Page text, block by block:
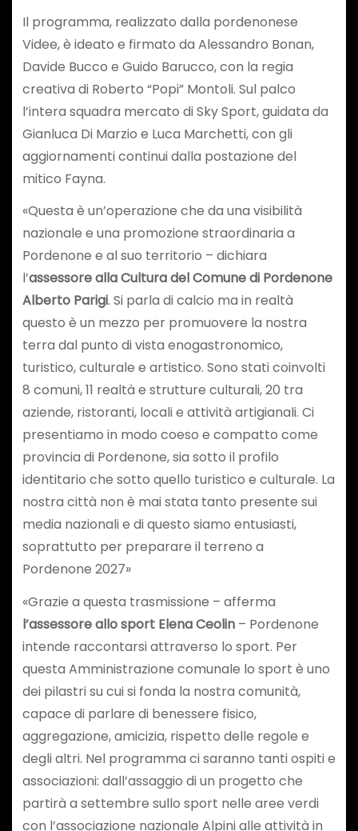
Il programma, realizzato dalla pordenonese
Videe, è ideato e firmato da Alessandro Bonan,
Davide Bucco e Guido Barucco, con la regia
creativa di Roberto “Popi” Montoli. Sul palco
l’intera squadra mercato di Sky Sport, guidata da
Gianluca Di Marzio e Luca Marchetti, con gli
aggiornamenti continui dalla postazione del
mitico Fayna.
«Questa è un’operazione che da una visibilità
nazionale e una promozione straordinaria a
Pordenone e al suo territorio – dichiara
l’assessore alla Cultura del Comune di Pordenone
Alberto Parigi. Si parla di calcio ma in realtà
questo è un mezzo per promuovere la nostra
terra dal punto di vista enogastronomico,
turistico, culturale e artistico. Sono stati coinvolti
8 comuni, 11 realtà e strutture culturali, 20 tra
aziende, ristoranti, locali e attività artigianali. Ci
presentiamo in modo coeso e compatto come
provincia di Pordenone, sia sotto il profilo
identitario che sotto quello turistico e culturale. La
nostra città non è mai stata tanto presente sui
media nazionali e di questo siamo entusiasti,
soprattutto per preparare il terreno a
Pordenone 2027»
«Grazie a questa trasmissione – afferma
l’assessore allo sport Elena Ceolin– Pordenone
intende raccontarsi attraverso lo sport. Per
questa Amministrazione comunale lo sport è uno
dei pilastri su cui si fonda la nostra comunità,
capace di parlare di benessere fisico,
aggregazione, amicizia, rispetto delle regole e
degli altri. Nel programma ci saranno tanti ospiti e
associazioni: dall’assaggio di un progetto che
partirà a settembre sullo sport nelle aree verdi
con l’associazione nazionale Alpini alle attività in